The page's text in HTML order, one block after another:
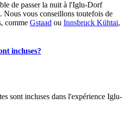
de passer la nuit à l'Iglu-Dorf
Nous vous conseillons toutefois de
comme Gstaad ou Innsbruck Kühtai,
incluses?
sont incluses dans l'expérience Iglu-